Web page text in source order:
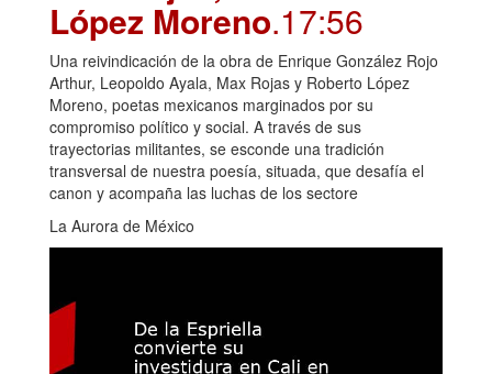
López Moreno.17:56
Una reivindicación de la obra de Enrique González Rojo
Arthur, Leopoldo Ayala, Max Rojas y Roberto López
Moreno, poetas mexicanos marginados por su
compromiso político y social. A través de sus
trayectorias militantes, se esconde una tradición
transversal de nuestra poesía, situada, que desafía el
canon y acompaña las luchas de los sectore
La Aurora de México